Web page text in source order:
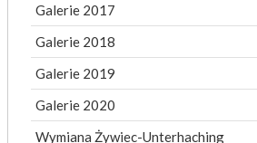
Galerie 2017
Galerie 2018
Galerie 2019
Galerie 2020
Wymiana Żywiec-Unterhaching